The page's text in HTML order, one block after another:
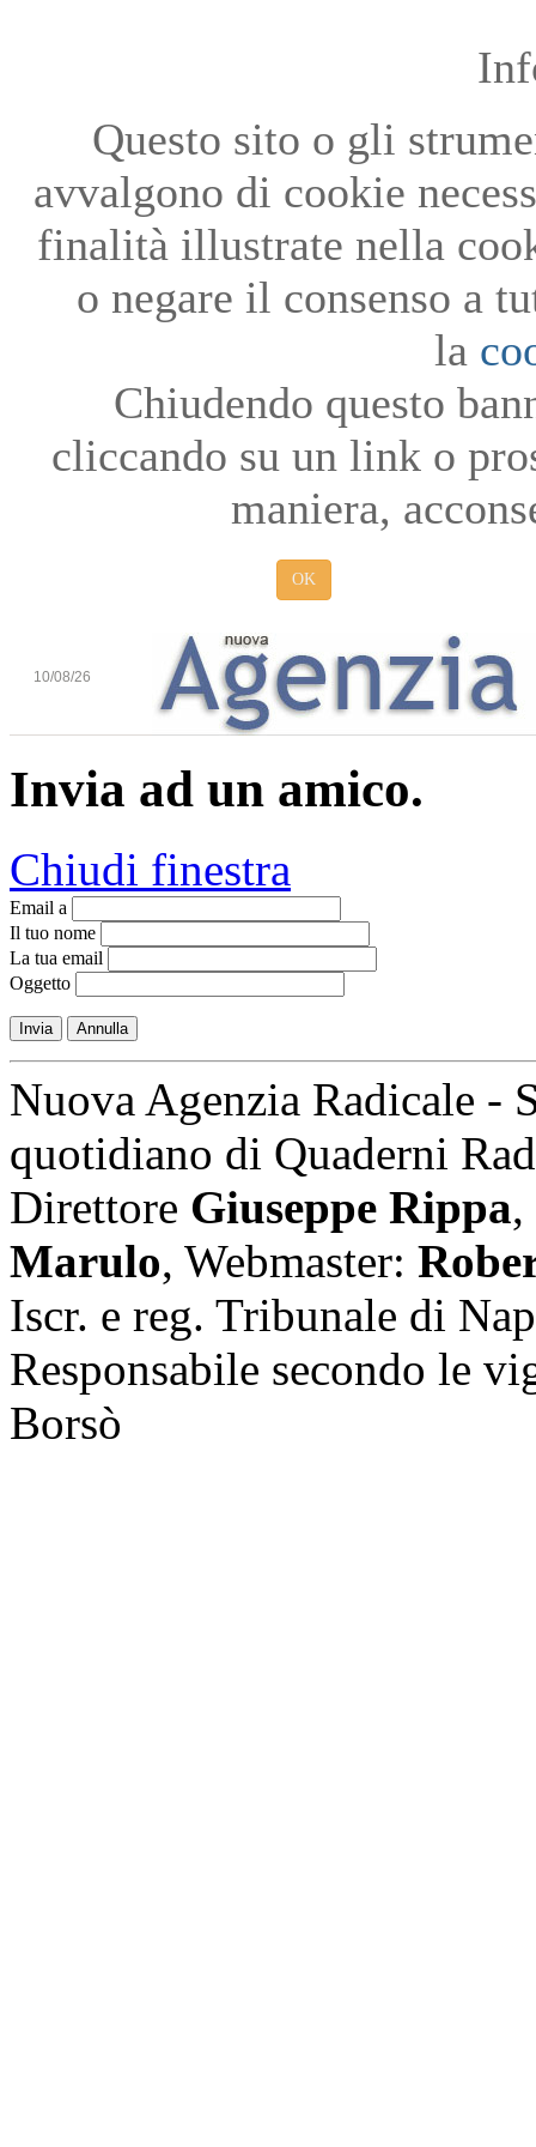
Questo sito o gli
avvalgono di cookie
finalità illustrate nella
o negare il consenso a
la
Chiudendo questo
cliccando su un link o
maniera,
OK
10/08/26
Invia ad un amico.
Chiudi finestra
Email a
Il tuo nome
La tua email
Oggetto
Invia Annulla
Nuova Agenzia Radicale -
quotidiano di Quaderni
Direttore Giuseppe Rippa,
Marulo, Webmaster:
Iscr. e reg. Tribunale di
Responsabile secondo le
Borsò